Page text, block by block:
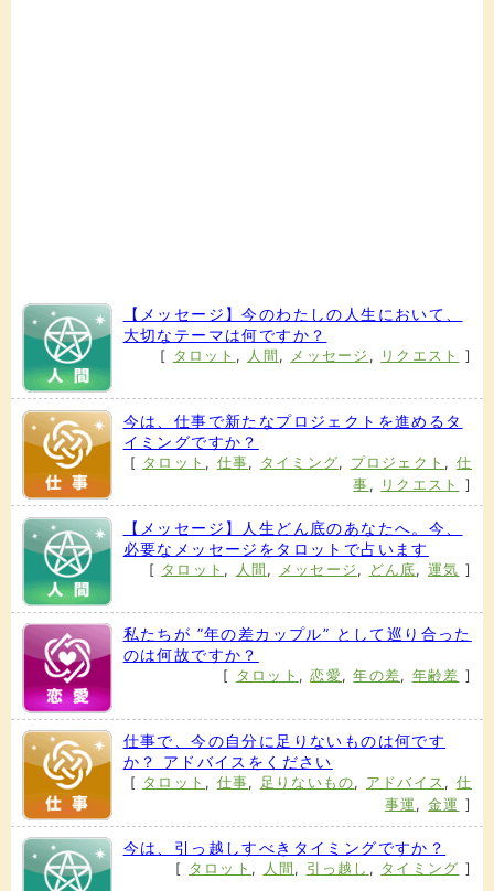
【メッセージ】今のわたしの人生において、
大切なテーマは何ですか？
[ タロット , 人間 , メッセージ , リクエスト ]
今は、仕事で新たなプロジェクトを進めるタ
イミングですか？
[ タロット , 仕事, タイミング, プロジェクト , 仕
事 , リクエスト ]
【メッセージ】人生どん底のあなたへ。今、
必要なメッセージをタロットで占います
[ タロット , 人間 , メッセージ , どん底, 運気 ]
私たちが ”年の差カップル” として巡り合った
のは何故ですか？
[ タロット ,恋愛,年の差, 年齢差 ]
仕事で、今の自分に足りないものは何です
か？ アドバイスをください
[ タロット , 仕事, 足りないもの, アドバイス , 仕
事運 , 金運 ]
今は、引っ越しすべきタイミングですか？
[ タロット , 人間 , 引っ越し , タイミング ]